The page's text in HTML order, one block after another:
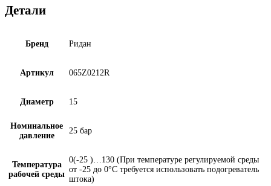
Детали
Бренд Ридан
Артикул 065Z0212R
Диаметр 15
Номинальное
давление
25 бар
Температура
рабочей среды
0(-25 )…130 (При температуре регулируемой среды
от -25 до 0°С требуется использовать подогреватель
штока)